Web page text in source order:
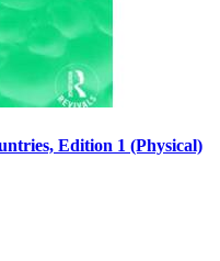
Edition 1 (Physical)